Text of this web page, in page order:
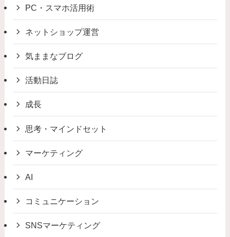
PC・スマホ活用術
ネットショップ運営
気ままなブログ
活動日誌
成長
思考・マインドセット
マーケティング
AI
コミュニケーション
SNSマーケティング